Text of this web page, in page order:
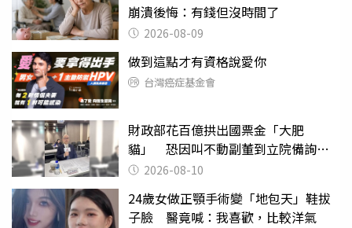
崩潰後悔：有錢但沒時間了
2026-08-09
做到這點才有資格說愛你
台灣癌症基金會
財政部花百億拱出國票金「大肥
貓」 恐因叫不動副董到立院備詢惹
議 2026-08-10
24歲女做正顎手術變「地包天」鞋拔
子臉 醫竟喊：我喜歡，比較洋氣